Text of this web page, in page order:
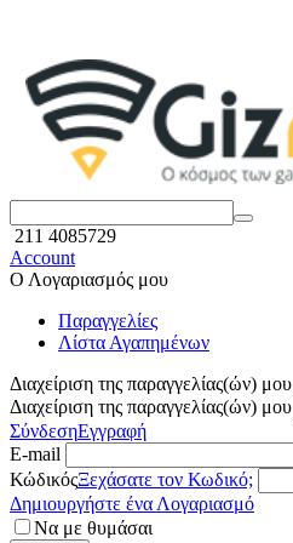
211 4085729
Account
Ο Λογαριασμός μου
Παραγγελίες
Λίστα Αγαπημένων
Διαχείριση της παραγγελίας(ών) μου
Διαχείριση της παραγγελίας(ών) μου
ΣύνδεσηΕγγραφή
E-mail
ΚώδικόςΞεχάσατε τον Κωδικό;
Δημιουργήστε ένα Λογαριασμό
Να με θυμάσαι